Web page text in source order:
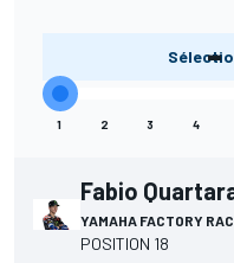
-
1 2 3 4
Fabio
YAMAHA FACTORY
POSITION 18